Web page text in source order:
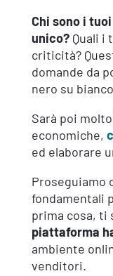
Chi sono i
unico?Quali i
criticità?
domande da
nero su
Sarà poi
economiche,
ed elaborare
Proseguiamo
fondamentali
prima cosa, ti
piattaforma
ambiente
venditori.